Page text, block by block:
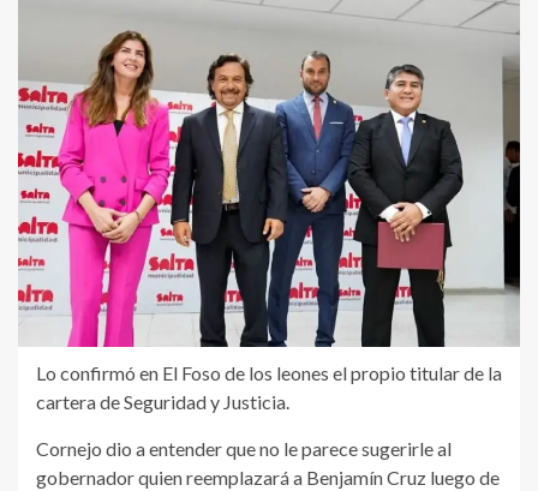
Lo confirmó en El Foso de los leones el propio titular de la
cartera de Seguridad y Justicia.
Cornejo dio a entender que no le parece sugerirle al
gobernador quien reemplazará a Benjamín Cruz luego de